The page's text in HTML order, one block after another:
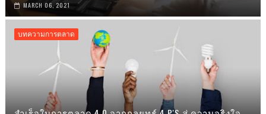
MARCH 06, 2021
บทความการตลาด